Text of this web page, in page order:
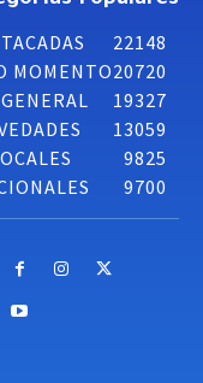
22148
MOMENTO20720
19327
13059
9825
9700